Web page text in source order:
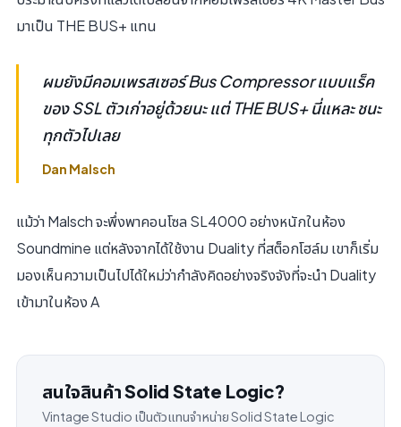
มาเป็น THE BUS+ แทน
ผมยังมีคอมเพรสเซอร์ Bus Compressor แบบแร็ค
ของ SSL ตัวเก่าอยู่ด้วยนะ แต่ THE BUS+ นี่แหละ ชนะ
ทุกตัวไปเลย
Dan Malsch
แม้ว่า Malsch จะพึ่งพาคอนโซล SL4000 อย่างหนักในห้อง
Soundmine แต่หลังจากได้ใช้งาน Duality ที่สต็อกโฮล์ม เขาก็เริ่ม
มองเห็นความเป็นไปได้ใหม่ว่ากำลังคิดอย่างจริงจังที่จะนำ Duality
เข้ามาในห้อง A
สนใจสินค้า Solid State Logic?
Vintage Studio เป็นตัวแทนจำหน่าย Solid State Logic